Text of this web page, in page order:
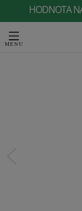
HODNOTA